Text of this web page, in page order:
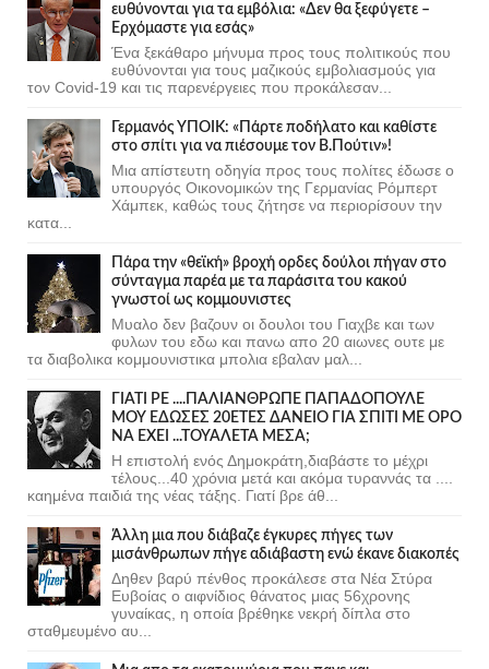
ευθύνονται για τα εμβόλια: «Δεν θα ξεφύγετε –
Ερχόμαστε για εσάς»
Ένα ξεκάθαρο μήνυμα προς τους πολιτικούς που
ευθύνονται για τους μαζικούς εμβολιασμούς για
τον Covid-19 και τις παρενέργειες που προκάλεσαν...
Γερμανός ΥΠΟΙΚ: «Πάρτε ποδήλατο και καθίστε
στο σπίτι για να πιέσουμε τον Β.Πούτιν»!
Μια απίστευτη οδηγία προς τους πολίτες έδωσε ο
υπουργός Οικονομικών της Γερμανίας Ρόμπερτ
Χάμπεκ, καθώς τους ζήτησε να περιορίσουν την
κατα...
Πάρα την «θεϊκή» βροχή ορδες δούλοι πήγαν στο
σύνταγμα παρέα με τα παράσιτα του κακού
γνωστοί ως κομμουνιστες
Μυαλο δεν βαζουν οι δουλοι του Γιαχβε και των
φυλων του εδω και πανω απο 20 αιωνες ουτε με
τα διαβολικα κομμουνιστικα μπολια εβαλαν μαλ...
ΓΙΑΤΙ ΡΕ ....ΠΑΛΙΑΝΘΡΩΠΕ ΠΑΠΑΔΟΠΟΥΛΕ
ΜΟΥ ΕΔΩΣΕΣ 20ΕΤΕΣ ΔΑΝΕΙΟ ΓΙΑ ΣΠΙΤΙ ΜΕ ΟΡΟ
ΝΑ ΕΧΕΙ ...ΤΟΥΑΛΕΤΑ ΜΕΣΑ;
Η επιστολή ενός Δημοκράτη,διαβάστε το μέχρι
τέλους...40 χρόνια μετά και ακόμα τυραννάς τα ....
καημένα παιδιά της νέας τάξης. Γιατί βρε άθ...
Άλλη μια που διάβαζε έγκυρες πήγες των
μισάνθρωπων πήγε αδιάβαστη ενώ έκανε διακοπές
Δηθεν βαρύ πένθος προκάλεσε στα Νέα Στύρα
Ευβοίας ο αιφνίδιος θάνατος μιας 56χρονης
γυναίκας, η οποία βρέθηκε νεκρή δίπλα στο
σταθμευμένο αυ...